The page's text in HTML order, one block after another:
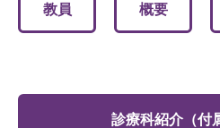
教員 概要
診療科紹介（付